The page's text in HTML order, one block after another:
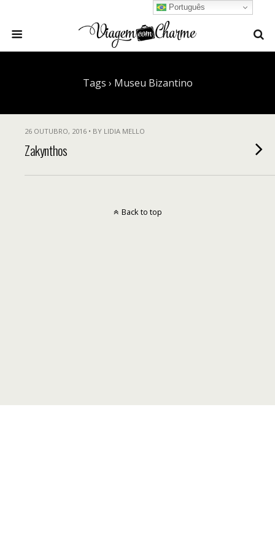
Tags › Museu Bizantino
26 OUTUBRO, 2016 • BY LIDIA MELLO
Zakynthos
Português
Back to top